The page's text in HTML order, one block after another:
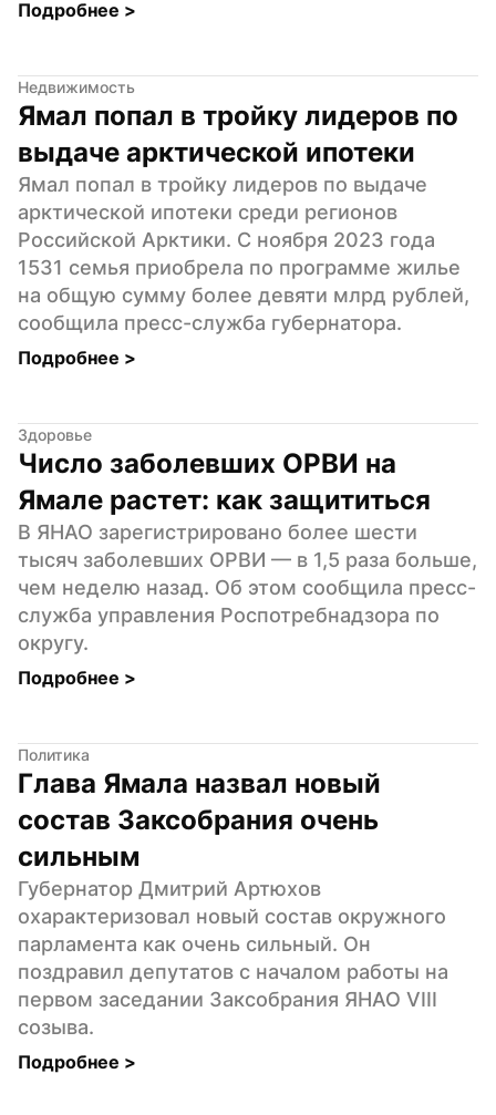
Подробнее >
Недвижимость
Ямал попал в тройку лидеров по
выдаче арктической ипотеки
Ямал попал в тройку лидеров по выдаче
арктической ипотеки среди регионов
Российской Арктики. С ноября 2023 года
1531 семья приобрела по программе жилье
на общую сумму более девяти млрд рублей,
сообщила пресс-служба губернатора.
Подробнее >
Здоровье
Число заболевших ОРВИ на
Ямале растет: как защититься
В ЯНАО зарегистрировано более шести
тысяч заболевших ОРВИ — в 1,5 раза больше,
чем неделю назад. Об этом сообщила пресс-
служба управления Роспотребнадзора по
округу.
Подробнее >
Политика
Глава Ямала назвал новый
состав Заксобрания очень
сильным
Губернатор Дмитрий Артюхов
охарактеризовал новый состав окружного
парламента как очень сильный. Он
поздравил депутатов с началом работы на
первом заседании Заксобрания ЯНАО VIII
созыва.
Подробнее >